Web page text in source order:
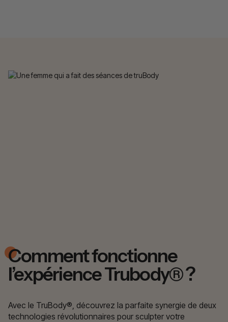
Comment fonctionne
l’expérience Trubody® ?
Avec le TruBody®, découvrez la parfaite synergie de deux
technologies révolutionnaires pour sculpter votre